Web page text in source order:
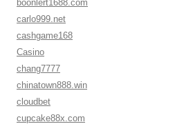
boonlert1688.com
carlo999.net
cashgame168
Casino
chang7777
chinatown888.win
cloudbet
cupcake88x.com